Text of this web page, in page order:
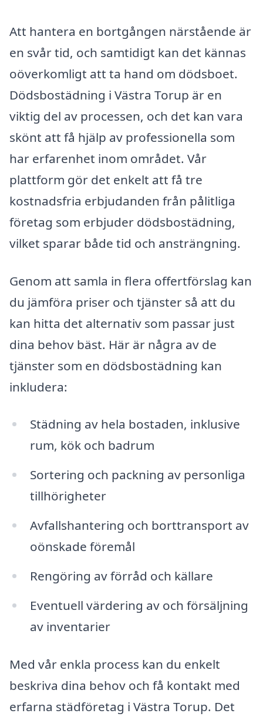
Att hantera en bortgången närstående är
en svår tid, och samtidigt kan det kännas
oöverkomligt att ta hand om dödsboet.
Dödsbostädning i Västra Torup är en
viktig del av processen, och det kan vara
skönt att få hjälp av professionella som
har erfarenhet inom området. Vår
plattform gör det enkelt att få tre
kostnadsfria erbjudanden från pålitliga
företag som erbjuder dödsbostädning,
vilket sparar både tid och ansträngning.
Genom att samla in flera offertförslag kan
du jämföra priser och tjänster så att du
kan hitta det alternativ som passar just
dina behov bäst. Här är några av de
tjänster som en dödsbostädning kan
inkludera:
Städning av hela bostaden, inklusive
rum, kök och badrum
Sortering och packning av personliga
tillhörigheter
Avfallshantering och borttransport av
oönskade föremål
Rengöring av förråd och källare
Eventuell värdering av och försäljning
av inventarier
Med vår enkla process kan du enkelt
beskriva dina behov och få kontakt med
erfarna städföretag i Västra Torup. Det